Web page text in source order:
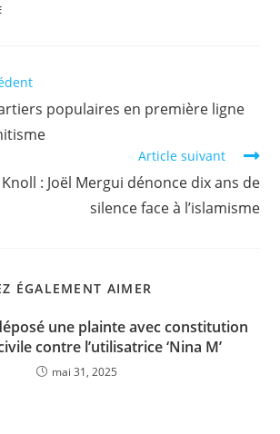
populaires en première ligne
Article suivant
: Joël Mergui dénonce dix ans de
silence face à l’islamisme
ÉGALEMENT AIMER
une plainte avec constitution
contre l’utilisatrice ‘Nina M’
mai 31, 2025